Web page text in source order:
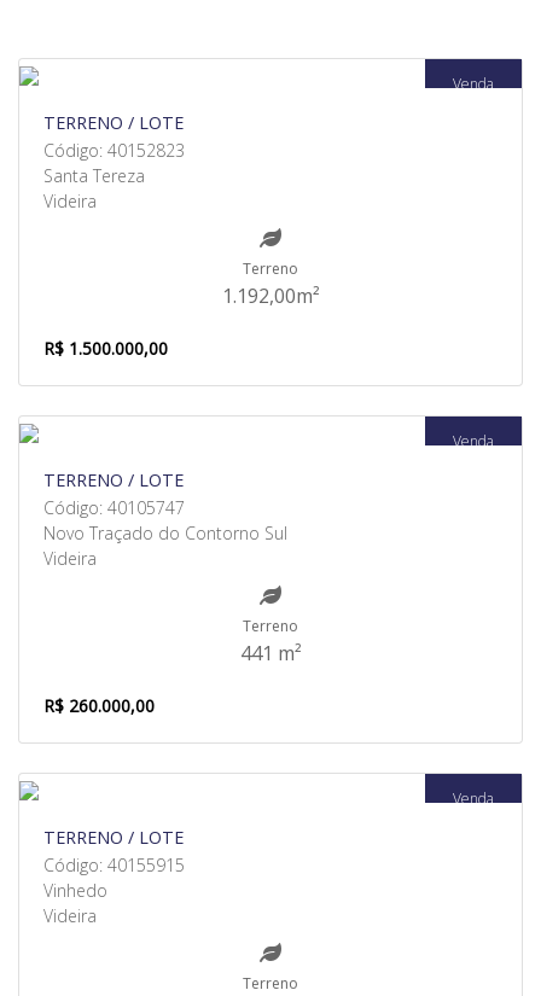
Venda
TERRENO / LOTE
Código: 40152823
Santa Tereza
Videira
Terreno
1.192,00m²
R$ 1.500.000,00
Venda
TERRENO / LOTE
Código: 40105747
Novo Traçado do Contorno Sul
Videira
Terreno
441 m²
R$ 260.000,00
Venda
TERRENO / LOTE
Código: 40155915
Vinhedo
Videira
Terreno